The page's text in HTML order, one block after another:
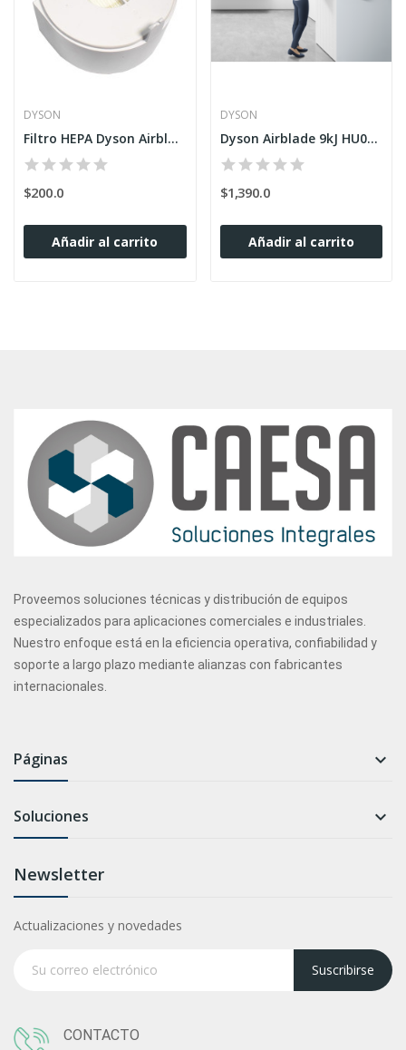
DYSON
Filtro HEPA Dyson Airblade Wash + Dry o Tap
$200.0
Añadir al carrito
DYSON
Dyson Airblade 9kJ HU03 Inoxidable
$1,390.0
Añadir al carrito
Proveemos soluciones técnicas y distribución de equipos
especializados para aplicaciones comerciales e industriales.
Nuestro enfoque está en la eficiencia operativa, confiabilidad y
soporte a largo plazo mediante alianzas con fabricantes
internacionales.
Páginas 
Soluciones 
Newsletter
Actualizaciones y novedades
Suscribirse
CONTACTO